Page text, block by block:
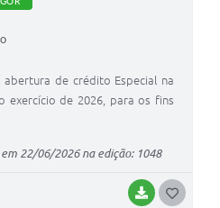
BAIXAR
abertura de crédito Especial na
exercício de 2026, para os fins
22/06/2026 na edição: 1048